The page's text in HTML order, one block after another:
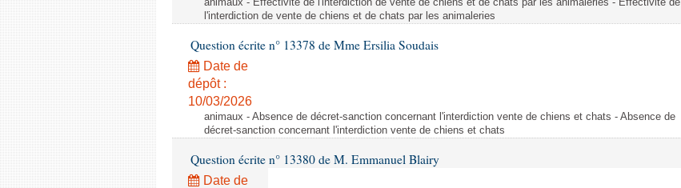
animaux - Effectivité de l'interdiction de vente de chiens et de chats par les animaleries - Effectivité de
l'interdiction de vente de chiens et de chats par les animaleries
Question écrite n° 13378 de Mme Ersilia Soudais
Date de
dépôt :
10/03/2026
animaux - Absence de décret-sanction concernant l'interdiction vente de chiens et chats - Absence de
décret-sanction concernant l'interdiction vente de chiens et chats
Question écrite n° 13380 de M. Emmanuel Blairy
Date de